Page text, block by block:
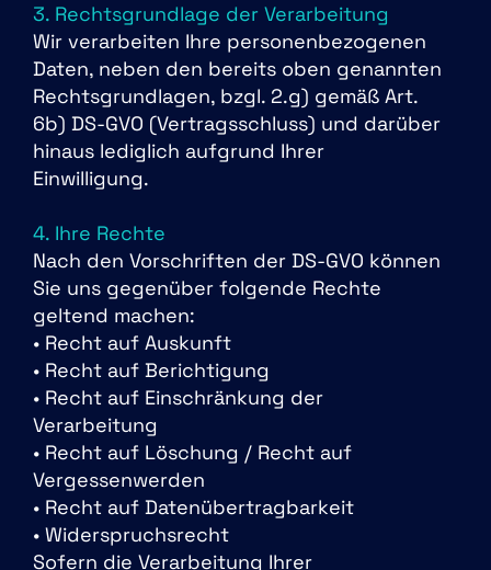
3. Rechtsgrundlage der Verarbeitung
Wir verarbeiten Ihre personenbezogenen
Daten, neben den bereits oben genannten
Rechtsgrundlagen, bzgl. 2.g) gemäß Art.
6b) DS-GVO (Vertragsschluss) und darüber
hinaus lediglich aufgrund Ihrer
Einwilligung.
4. Ihre Rechte
Nach den Vorschriften der DS-GVO können
Sie uns gegenüber folgende Rechte
geltend machen:
• Recht auf Auskunft
• Recht auf Berichtigung
• Recht auf Einschränkung der
Verarbeitung
• Recht auf Löschung / Recht auf
Vergessenwerden
• Recht auf Datenübertragbarkeit
• Widerspruchsrecht
Sofern die Verarbeitung Ihrer